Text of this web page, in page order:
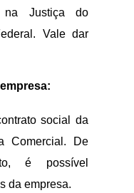
na Justiça do
Vale dar
social da
Comercial. De
é possível
da empresa.